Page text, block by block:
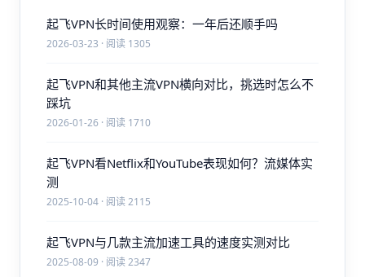
起飞VPN长时间使用观察：一年后还顺手吗
2026-03-23 · 阅读 1305
起飞VPN和其他主流VPN横向对比，挑选时怎么不
踩坑
2026-01-26 · 阅读 1710
起飞VPN看Netflix和YouTube表现如何？流媒体实
测
2025-10-04 · 阅读 2115
起飞VPN与几款主流加速工具的速度实测对比
2025-08-09 · 阅读 2347